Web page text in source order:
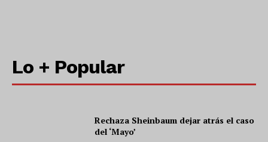
Política de privacidad
Lo + Popular
Rechaza Sheinbaum dejar atrás el caso
del ‘Mayo’